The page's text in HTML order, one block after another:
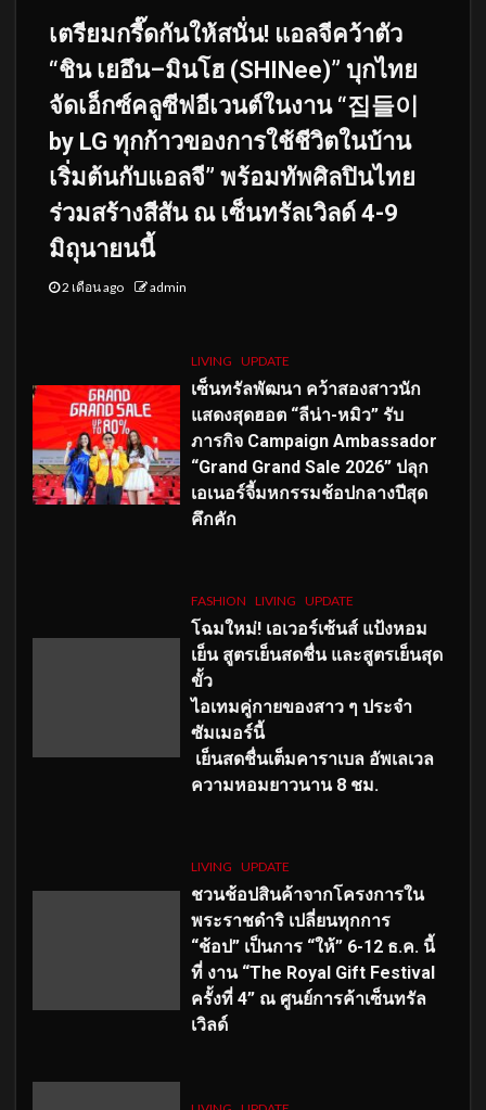
เตรียมกรี๊ดกันให้สนั่น! แอลจีคว้าตัว
“ชิน เยอึน–มินโฮ (SHINee)” บุกไทย
จัดเอ็กซ์คลูซีฟอีเวนต์ในงาน “집들이
by LG ทุกก้าวของการใช้ชีวิตในบ้าน
เริ่มต้นกับแอลจี” พร้อมทัพศิลปินไทย
ร่วมสร้างสีสัน ณ เซ็นทรัลเวิลด์ 4-9
มิถุนายนนี้
2 เดือน ago admin
LIVING UPDATE
เซ็นทรัลพัฒนา คว้าสองสาวนัก
แสดงสุดฮอต “ลีน่า-หมิว” รับ
ภารกิจ Campaign Ambassador
“Grand Grand Sale 2026” ปลุก
เอเนอร์จี้มหกรรมช้อปกลางปีสุด
คึกคัก
FASHION LIVING UPDATE
โฉมใหม่! เอเวอร์เซ้นส์ แป้งหอม
เย็น สูตรเย็นสดชื่น และสูตรเย็นสุด
ขั้ว
ไอเทมคู่กายของสาว ๆ ประจำ
ซัมเมอร์นี้
เย็นสดชื่นเต็มคาราเบล อัพเลเวล
ความหอมยาวนาน 8 ชม.
LIVING UPDATE
ชวนช้อปสินค้าจากโครงการใน
พระราชดำริ เปลี่ยนทุกการ
“ช้อป” เป็นการ “ให้” 6-12 ธ.ค. นี้
ที่ งาน “The Royal Gift Festival
ครั้งที่ 4” ณ ศูนย์การค้าเซ็นทรัล
เวิลด์